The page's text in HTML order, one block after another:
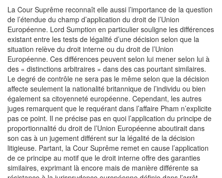
La Cour Suprême reconnaît elle aussi l’importance de la question
de l’étendue du champ d’application du droit de l’Union
Européenne. Lord Sumption en particulier souligne les différences
existant entre les tests de légalité d’une décision selon que la
situation relève du droit interne ou du droit de l’Union
Européenne. Ces différences peuvent selon lui mener selon lui à
des « distinctions arbitraires » dans des cas pourtant similaires.
Le degré de contrôle ne sera pas le même selon que la décision
affecte seulement la nationalité britannique de l’individu ou bien
également sa citoyenneté européenne. Cependant, les autres
juges remarquent que le requérant dans l’affaire Pham n’explicite
pas ce point. Il ne précise pas en quoi l’application du principe de
proportionnalité du droit de l’Union Européenne aboutirait dans
son cas à un jugement différent sur la légalité de la décision
litigieuse. Partant, la Cour Suprême remet en cause l’application
de ce principe au motif que le droit interne offre des garanties
similaires, exprimant là encore mais de manière différente sa